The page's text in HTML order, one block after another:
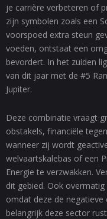
je carrière verbeteren of
zijn symbolen zoals een
voorspoed extra steun
voeden, ontstaat een
bevordert. In het zuiden
van dit jaar met de #5
Jupiter.
Deze combinatie vraagt
obstakels, financiële
wanneer zij wordt
welvaartskalebas of een
Energie te verzwakken.
dit gebied. Ook
omdat deze de negatieve
belangrijk deze sector